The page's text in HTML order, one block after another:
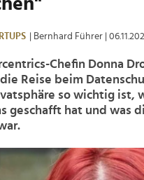
| Bernhard Führer |
Chefin Donna
Reise beim
so wichtig ist,
geschafft hat und was